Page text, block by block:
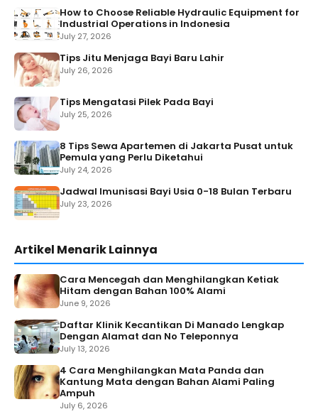
How to Choose Reliable Hydraulic Equipment for
Industrial Operations in Indonesia
July 27, 2026
Tips Jitu Menjaga Bayi Baru Lahir
July 26, 2026
Tips Mengatasi Pilek Pada Bayi
July 25, 2026
8 Tips Sewa Apartemen di Jakarta Pusat untuk
Pemula yang Perlu Diketahui
July 24, 2026
Jadwal Imunisasi Bayi Usia 0-18 Bulan Terbaru
July 23, 2026
Artikel Menarik Lainnya
Cara Mencegah dan Menghilangkan Ketiak
Hitam dengan Bahan 100% Alami
June 9, 2026
Daftar Klinik Kecantikan Di Manado Lengkap
Dengan Alamat dan No Teleponnya
July 13, 2026
4 Cara Menghilangkan Mata Panda dan
Kantung Mata dengan Bahan Alami Paling
Ampuh
July 6, 2026